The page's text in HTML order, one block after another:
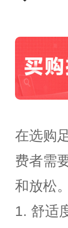
在选购
费者需
和放松。
1. 舒适